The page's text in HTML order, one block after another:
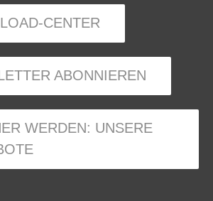
CENTER
ABONNIEREN
WERDEN: UNSERE